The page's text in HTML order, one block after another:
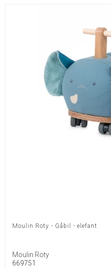
Moulin Roty - Gåbil - elefant
Moulin Roty
669751